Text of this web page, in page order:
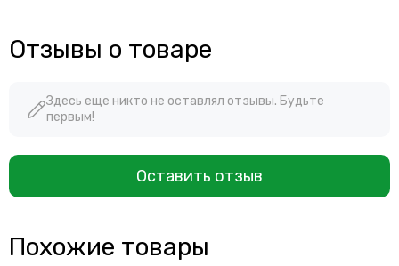
Отзывы о товаре
Здесь еще никто не оставлял отзывы. Будьте
первым!
Оставить отзыв
Похожие товары